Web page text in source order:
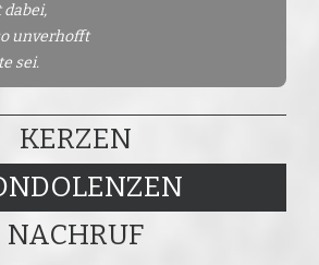
unverhofft
sei.
KERZEN
NACHRUF